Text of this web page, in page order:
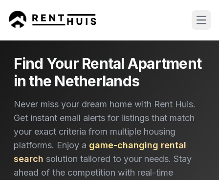
Find Your Rental Apartment
in the Netherlands
Never miss your dream home with Rent Huis.
Get instant email alerts for listings that match
your exact criteria from multiple housing
platforms. Enjoy a game-changing rental
search solution tailored to your needs. Stay
ahead of the competition with real-time